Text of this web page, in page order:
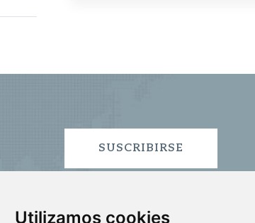
Utilizamos cookies
SUSCRIBIRSE